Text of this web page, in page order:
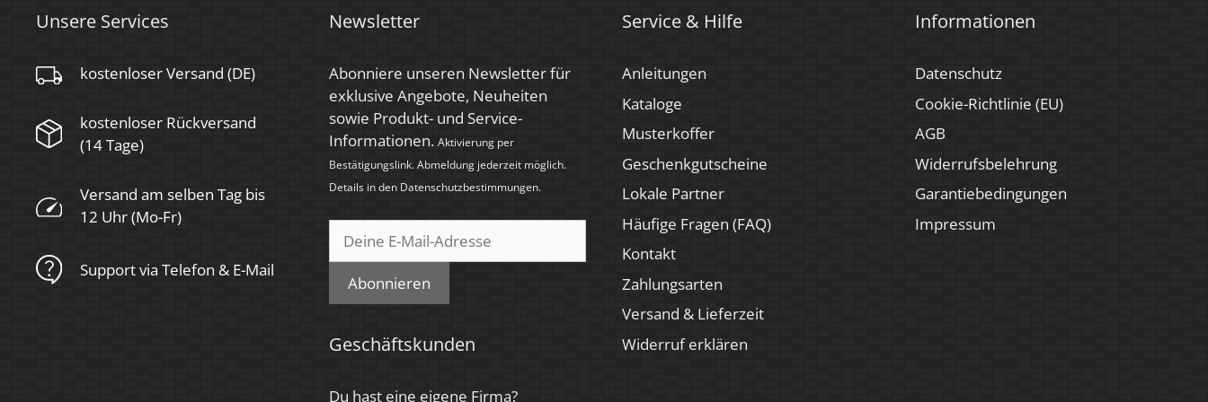
Unsere Services
kostenloser Versand (DE)
kostenloser Rückversand
(14 Tage)
Versand am selben Tag bis
12 Uhr (Mo-Fr)
Support via Telefon & E-Mail
Newsletter
Abonniere unseren Newsletter für
exklusive Angebote, Neuheiten
sowie Produkt- und Service-
Informationen. Aktivierung per
Bestätigungslink. Abmeldung jederzeit möglich.
Details in den Datenschutzbestimmungen.
Abonnieren
Geschäftskunden
Du hast eine eigene Firma?
Service & Hilfe
Anleitungen
Kataloge
Musterkoffer
Geschenkgutscheine
Lokale Partner
Häufige Fragen (FAQ)
Kontakt
Zahlungsarten
Versand & Lieferzeit
Widerruf erklären
Informationen
Datenschutz
Cookie-Richtlinie (EU)
AGB
Widerrufsbelehrung
Garantiebedingungen
Impressum